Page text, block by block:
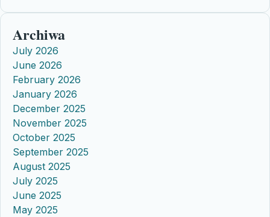
Archiwa
July 2026
June 2026
February 2026
January 2026
December 2025
November 2025
October 2025
September 2025
August 2025
July 2025
June 2025
May 2025